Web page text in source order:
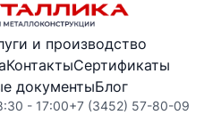
и производство
КонтактыСертификаты
документыБлог
- 17:00+7 (3452) 57-80-09